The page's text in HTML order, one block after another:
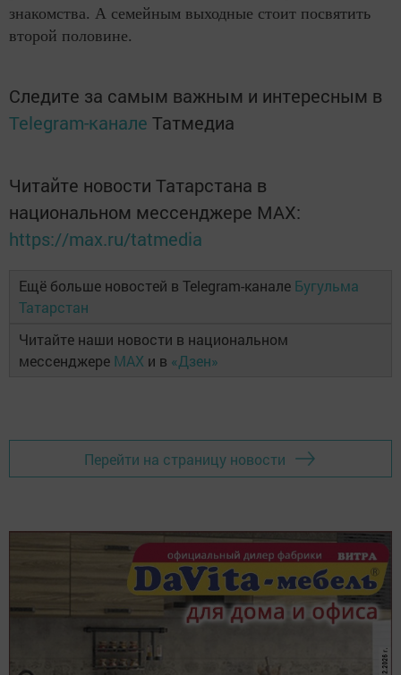
знакомства. А семейным выходные стоит посвятить
второй половине.
Следите за самым важным и интересным в
Telegram-канале Татмедиа
Читайте новости Татарстана в
национальном мессенджере MАХ:
https://max.ru/tatmedia
Ещё больше новостей в Telegram-канале Бугульма
Татарстан
Читайте наши новости в национальном
мессенджере MAX и в «Дзен»
Перейти на страницу новости